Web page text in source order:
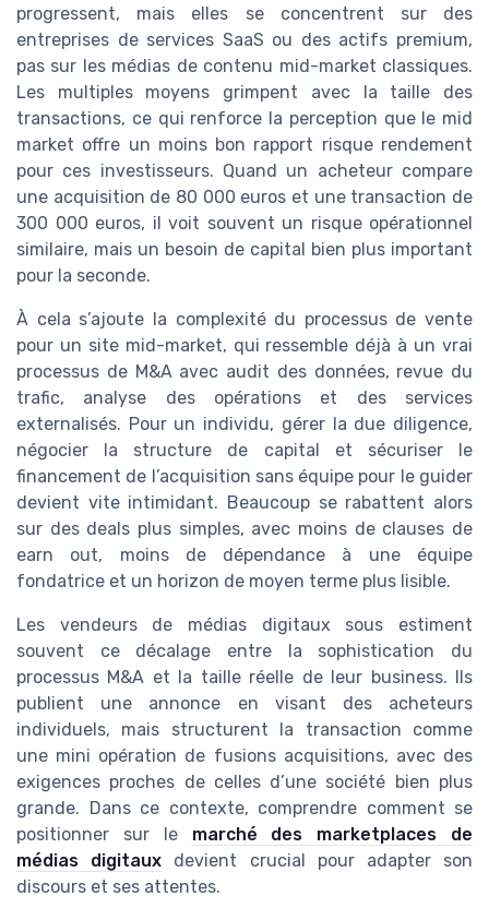
progressent, mais elles se concentrent sur des
entreprises de services SaaS ou des actifs premium,
pas sur les médias de contenu mid-market classiques.
Les multiples moyens grimpent avec la taille des
transactions, ce qui renforce la perception que le mid
market offre un moins bon rapport risque rendement
pour ces investisseurs. Quand un acheteur compare
une acquisition de 80 000 euros et une transaction de
300 000 euros, il voit souvent un risque opérationnel
similaire, mais un besoin de capital bien plus important
pour la seconde.
À cela s’ajoute la complexité du processus de vente
pour un site mid-market, qui ressemble déjà à un vrai
processus de M&A avec audit des données, revue du
trafic, analyse des opérations et des services
externalisés. Pour un individu, gérer la due diligence,
négocier la structure de capital et sécuriser le
financement de l’acquisition sans équipe pour le guider
devient vite intimidant. Beaucoup se rabattent alors
sur des deals plus simples, avec moins de clauses de
earn out, moins de dépendance à une équipe
fondatrice et un horizon de moyen terme plus lisible.
Les vendeurs de médias digitaux sous estiment
souvent ce décalage entre la sophistication du
processus M&A et la taille réelle de leur business. Ils
publient une annonce en visant des acheteurs
individuels, mais structurent la transaction comme
une mini opération de fusions acquisitions, avec des
exigences proches de celles d’une société bien plus
grande. Dans ce contexte, comprendre comment se
positionner sur le marché des marketplaces de
médias digitaux devient crucial pour adapter son
discours et ses attentes.